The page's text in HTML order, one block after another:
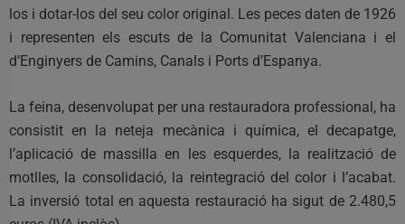
los i dotar-los del seu color original. Les peces daten de 1926
i representen els escuts de la Comunitat Valenciana i el
d’Enginyers de Camins, Canals i Ports d’Espanya.
La feina, desenvolupat per una restauradora professional, ha
consistit en la neteja mecànica i química, el decapatge,
l’aplicació de massilla en les esquerdes, la realització de
motlles, la consolidació, la reintegració del color i l’acabat.
La inversió total en aquesta restauració ha sigut de 2.480,5